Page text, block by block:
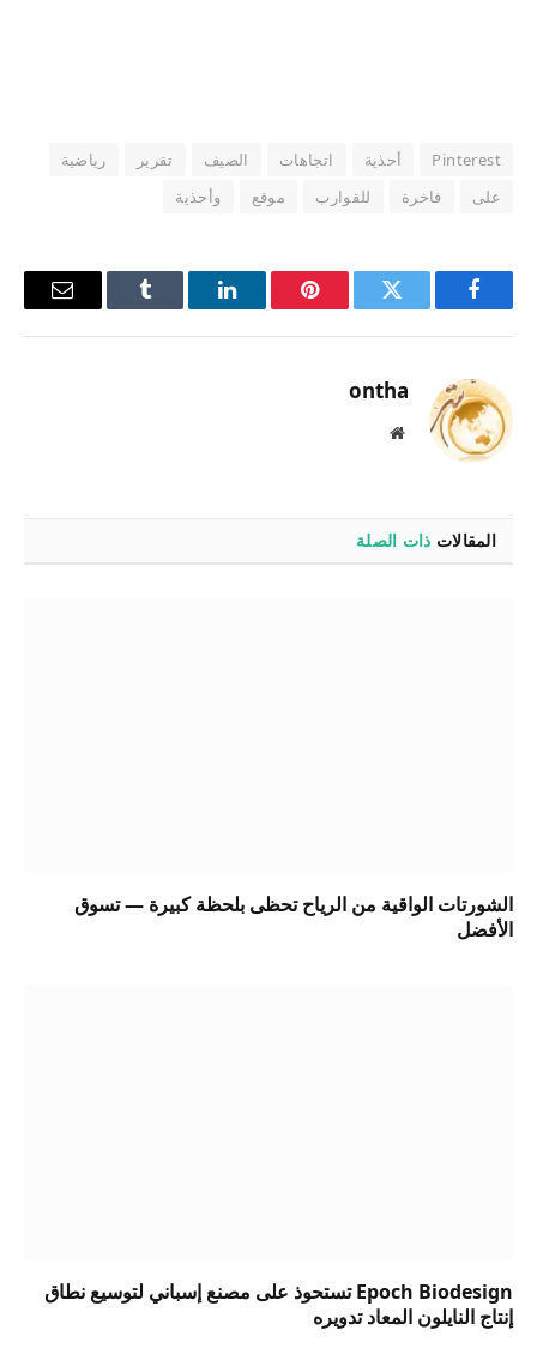
Pinterest أحذية اتجاهات الصيف تقرير
رياضية
على
فاخرة للقوارب موقع وأحذية
فيسبوك تويتر بينتيريستلينكدإن Tumblr
البريد
ontha
موقع
المقالات ذات الصلة
الشورتات الواقية من الرياح تحظى بلحظة كبيرة — تسوق
الأفضل
Epoch Biodesign تستحوذ على مصنع إسباني لتوسيع نطاق
إنتاج النايلون المعاد تدويره